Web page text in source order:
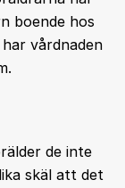
boende hos
vårdnaden
de inte
skäl att det